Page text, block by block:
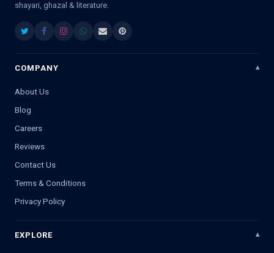
shayari, ghazal & literature.
COMPANY
About Us
Blog
Careers
Reviews
Contact Us
Terms & Conditions
Privacy Policy
EXPLORE